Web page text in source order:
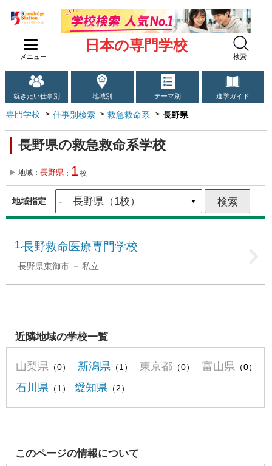
メニュー
日本の専門学校
検索
就きたい仕事別 地域別 テーマ別 進学ガイド
専門学校 仕事別検索 救急救命系 長野県
長野県の救急救命系学校
地域： 長野県 ： 1校
地域指定
1 長野救命医療専門学校
長野県東御市 私立
近隣地域の学校一覧
山梨県 （0） 新潟県 （1） 東京都 （0） 富山県 （0）
石川県 （1） 愛知県 （2）
このページの情報について